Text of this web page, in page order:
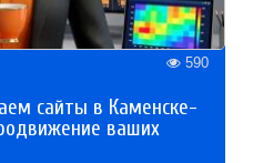
590
сайты в Каменске-
ваших